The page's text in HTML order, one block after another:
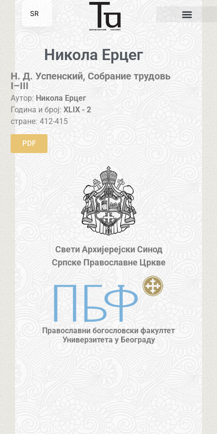
Никола Ерцег
Н. Д. Успенский, Собрание трудовь
I–III
Аутор: Никола Ерцег
Година и број:XLIX - 2
стране: 412-415
PDF
Свети Архијерејски Синод
Српске Православне Цркве
Православни богословски факултет
Универзитета у Београду
SR
EN